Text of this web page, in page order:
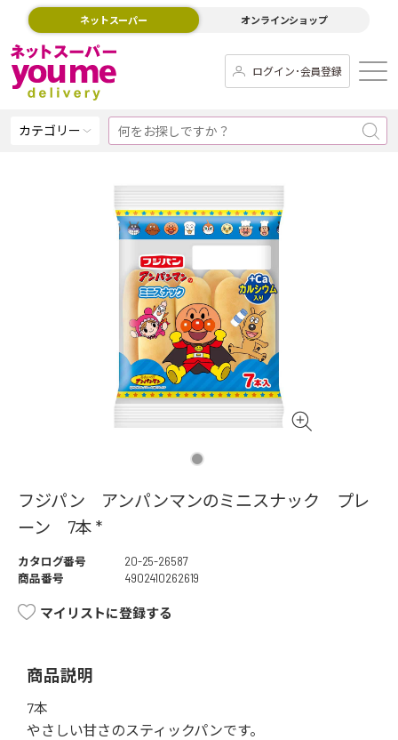
ネットスーパー オンラインショップ
ログイン･会員登録
カテゴリー
フジパン アンパンマンのミニスナック プレ
ーン 7本 *
カタログ番号
20-25-26587
商品番号
4902410262619
マイリストに登録する
商品説明
7本
やさしい甘さのスティックパンです。